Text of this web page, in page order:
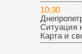
10:30
Ситуация
Карта и